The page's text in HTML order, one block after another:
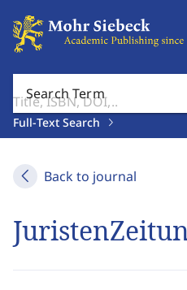
Search Term
Full-Text Search
Back to journal